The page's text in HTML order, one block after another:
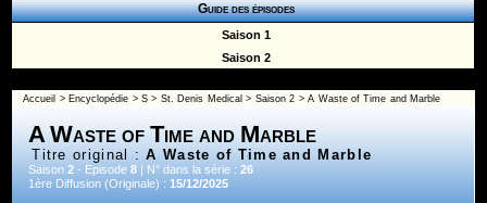
Guide des épisodes
Saison 1
Saison 2
Accueil > Encyclopédie >S > St. Denis Medical > Saison 2 > A Waste of Time and Marble
A Waste of Time and Marble
Titre original :A Waste of Time and Marble
Saison2 - Episode8 | N° dans la série :26
1ère Diffusion (Originale) :15/12/2025